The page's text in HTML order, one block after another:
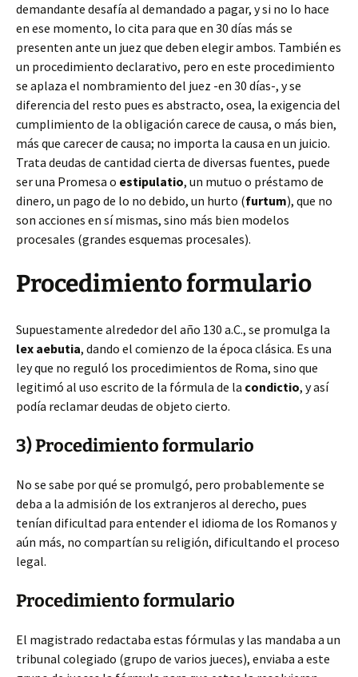
demandante desafía al demandado a pagar, y si no lo hace
en ese momento, lo cita para que en 30 días más se
presenten ante un juez que deben elegir ambos. También es
un procedimiento declarativo, pero en este procedimiento
se aplaza el nombramiento del juez -en 30 días-, y se
diferencia del resto pues es abstracto, osea, la exigencia del
cumplimiento de la obligación carece de causa, o más bien,
más que carecer de causa; no importa la causa en un juicio.
Trata deudas de cantidad cierta de diversas fuentes, puede
ser una Promesa o estipulatio, un mutuo o préstamo de
dinero, un pago de lo no debido, un hurto (furtum), que no
son acciones en sí mismas, sino más bien modelos
procesales (grandes esquemas procesales).
Procedimiento formulario
Supuestamente alrededor del año 130 a.C., se promulga la
lex aebutia, dando el comienzo de la época clásica. Es una
ley que no reguló los procedimientos de Roma, sino que
legitimó al uso escrito de la fórmula de la condictio, y así
podía reclamar deudas de objeto cierto.
3) Procedimiento formulario
No se sabe por qué se promulgó, pero probablemente se
deba a la admisión de los extranjeros al derecho, pues
tenían dificultad para entender el idioma de los Romanos y
aún más, no compartían su religión, dificultando el proceso
legal.
Procedimiento formulario
El magistrado redactaba estas fórmulas y las mandaba a un
tribunal colegiado (grupo de varios jueces), enviaba a este